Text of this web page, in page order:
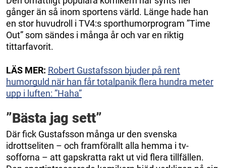
gånger än så inom sportens värld. Länge hade han
en stor huvudroll i TV4:s sporthumorprogram ”Time
Out” som sändes i många år och var en riktig
tittarfavorit.
LÄS MER: Robert Gustafsson bjuder på rent
humorguld när han får totalpanik flera hundra meter
upp i luften: ”Haha”
”Bästa jag sett”
Där fick Gustafsson många ur den svenska
idrottseliten – och framförallt alla hemma i tv-
sofforna – att gapskratta rakt ut vid flera tillfällen.